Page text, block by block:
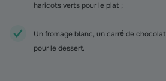
haricots verts pour le plat ;
Un fromage blanc, un carré de
pour le dessert.